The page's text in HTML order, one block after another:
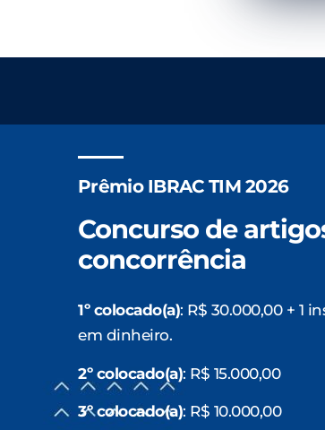
Prêmio IBRAC TIM 2026
Concurso de
concorrência
1º colocado(a): R$ 30.000,00 + 1
em dinheiro.
2º colocado(a): R$ 15.000,00
3º colocado(a): R$ 10.000,00